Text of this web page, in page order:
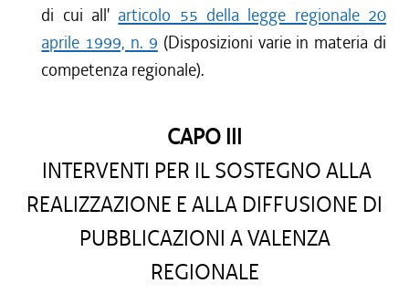
di cui all' articolo 55 della legge regionale 20
aprile 1999, n. 9 (Disposizioni varie in materia di
competenza regionale).
CAPO III
INTERVENTI PER IL SOSTEGNO ALLA
REALIZZAZIONE E ALLA DIFFUSIONE DI
PUBBLICAZIONI A VALENZA
REGIONALE